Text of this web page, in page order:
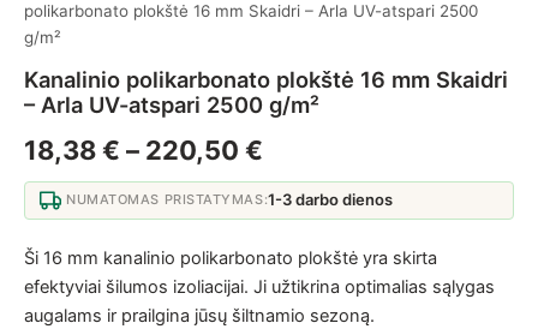
polikarbonato plokštė 16 mm Skaidri – Arla UV-atspari 2500
g/m²
Kanalinio polikarbonato plokštė 16 mm Skaidri
– Arla UV-atspari 2500 g/m²
18,38€ – 220,50 €
NUMATOMAS PRISTATYMAS:1-3 darbo dienos
Ši 16 mm kanalinio polikarbonato plokštė yra skirta
efektyviai šilumos izoliacijai. Ji užtikrina optimalias sąlygas
augalams ir prailgina jūsų šiltnamio sezoną.